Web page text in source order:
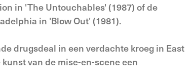
in 'The Untouchables' (1987) of de
in 'Blow Out' (1981).
drugsdeal in een verdachte kroeg in East
van de mise-en-scene een